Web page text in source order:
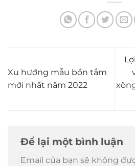
Xu hướng mẫu bồn tắm
mới nhất năm 2022
Để lại một bình luận
Email của bạn sẽ không